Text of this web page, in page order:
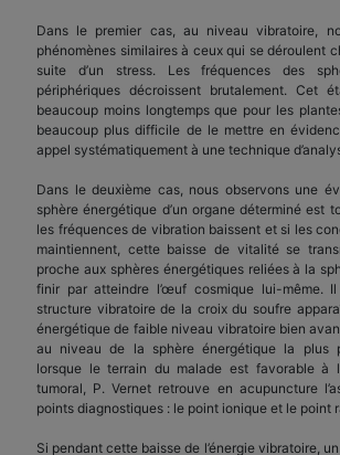
Dans le premier cas, au niveau vibratoire,
phénomènes similaires à ceux qui se déroulent
suite d’un stress. Les fréquences des
périphériques décroissent brutalement. Cet
beaucoup moins longtemps que pour les
beaucoup plus difficile de le mettre en
appel systématiquement à une technique
Dans le deuxième cas, nous observons une
sphère énergétique d’un organe déterminé est
les fréquences de vibration baissent et si les
maintiennent, cette baisse de vitalité se
proche aux sphères énergétiques reliées à la
finir par atteindre l’œuf cosmique lui-même.
structure vibratoire de la croix du soufre
énergétique de faible niveau vibratoire bien
au niveau de la sphère énergétique la plus
lorsque le terrain du malade est favorable à
tumoral, P. Vernet retrouve en acupuncture
points diagnostiques : le point ionique et le point
Si pendant cette baisse de l’énergie vibratoire,